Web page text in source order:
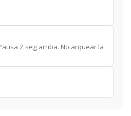
2 seg arriba. No arquear la